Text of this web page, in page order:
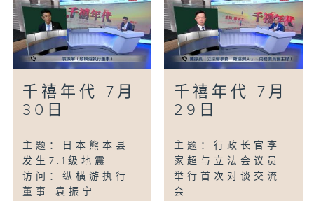
千禧年代 7月
30日
主题：日本熊本县
发生7.1级地震
访问：纵横游执行
董事 袁振宁
千禧年代 7月
29日
主题：行政长官李
家超与立法会议员
举行首次对谈交流
会